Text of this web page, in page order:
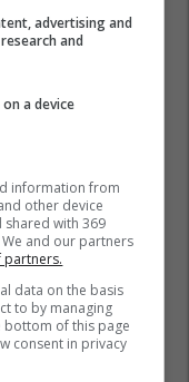
advertising and
and
a device
information from
other device
shared with 369
and our partners
partners.
data on the basis
to by managing
bottom of this page
consent in privacy